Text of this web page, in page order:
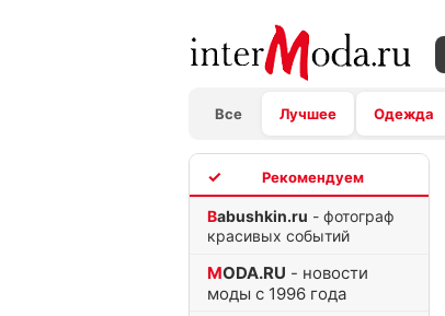
Все Лучшее Одежда
Babushkin.ru - фотограф
красивых событий
MODA.RU - новости
моды с 1996 года